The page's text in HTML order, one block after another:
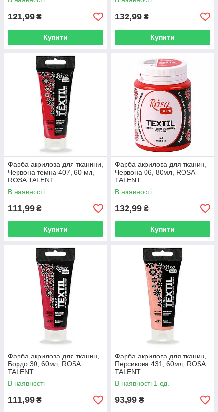
121,99 ₴
Купити
132,99 ₴
Купити
Фарба акрилова для тканини,
Червона темна 407, 60 мл,
ROSA TALENT
В наявності
111,99 ₴
Купити
Фарба акрилова для тканин,
Червона 06, 80мл, ROSA
TALENT
В наявності
132,99 ₴
Купити
Фарба акрилова для тканин,
Бордо 30, 60мл, ROSA
TALENT
В наявності
111,99 ₴
Фарба акрилова для тканин,
Персикова 431, 60мл, ROSA
TALENT
В наявності 1 од.
93,99 ₴